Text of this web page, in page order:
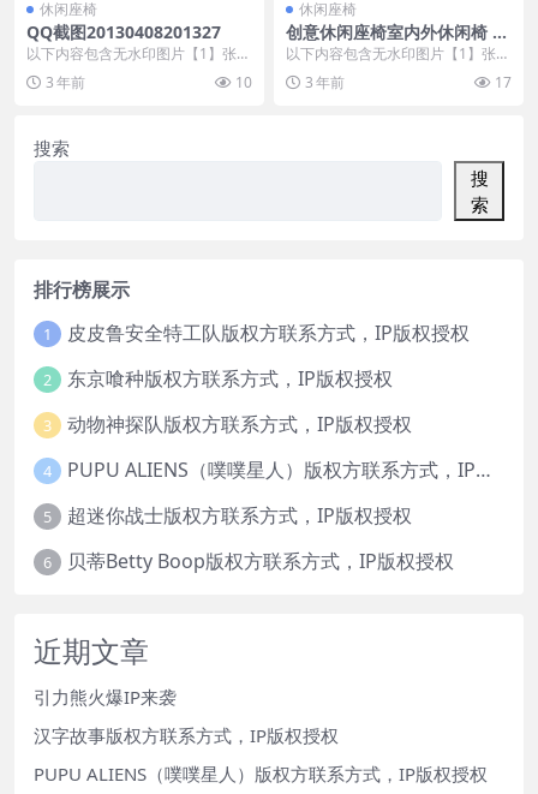
休闲座椅
QQ截图20130408201327
以下内容包含无水印图片【1】张
，开通会员无障碍浏览 开通VIP会
员 3 年前 10
休闲座椅
创意休闲座椅室内外休闲椅 (7
44)
以下内容包含无水印图片【1】张
，开通会员无障碍浏览 开通VIP会
员 3 年前 17
搜索
搜
索
排行榜展示
1 皮皮鲁安全特工队版权方联系方式，IP版权授权
2 东京喰种版权方联系方式，IP版权授权
3 动物神探队版权方联系方式，IP版权授权
4 PUPU ALIENS（噗噗星人）版权方联系方式，IP版权授权
5 超迷你战士版权方联系方式，IP版权授权
6 贝蒂Betty Boop版权方联系方式，IP版权授权
近期文章
引力熊火爆IP来袭
汉字故事版权方联系方式，IP版权授权
PUPU ALIENS（噗噗星人）版权方联系方式，IP版权授权